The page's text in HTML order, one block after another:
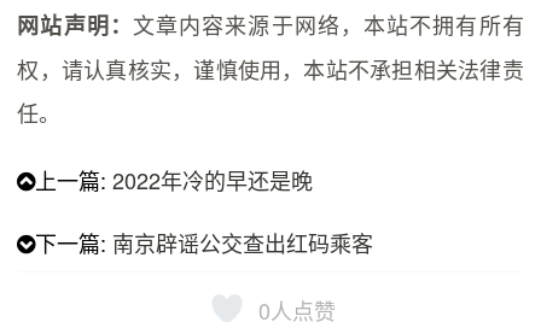
网站声明： 文章内容来源于网络，本站不拥有所有
权，请认真核实，谨慎使用，本站不承担相关法律责
任。
上一篇:2022年冷的早还是晚
下一篇: 南京辟谣公交查出红码乘客
0人点赞